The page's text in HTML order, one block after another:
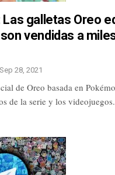
galletas Oreo
vendidas a
Sep 28, 2021
de Oreo basada en
de la serie y los